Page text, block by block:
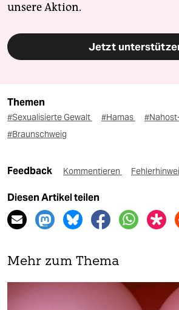
unsere Aktion.
Jetzt
Themen
#Sexualisierte Gewalt #Hamas
#Braunschweig
Feedback Kommentieren
Diesen Artikel teilen
Mehr zum Thema